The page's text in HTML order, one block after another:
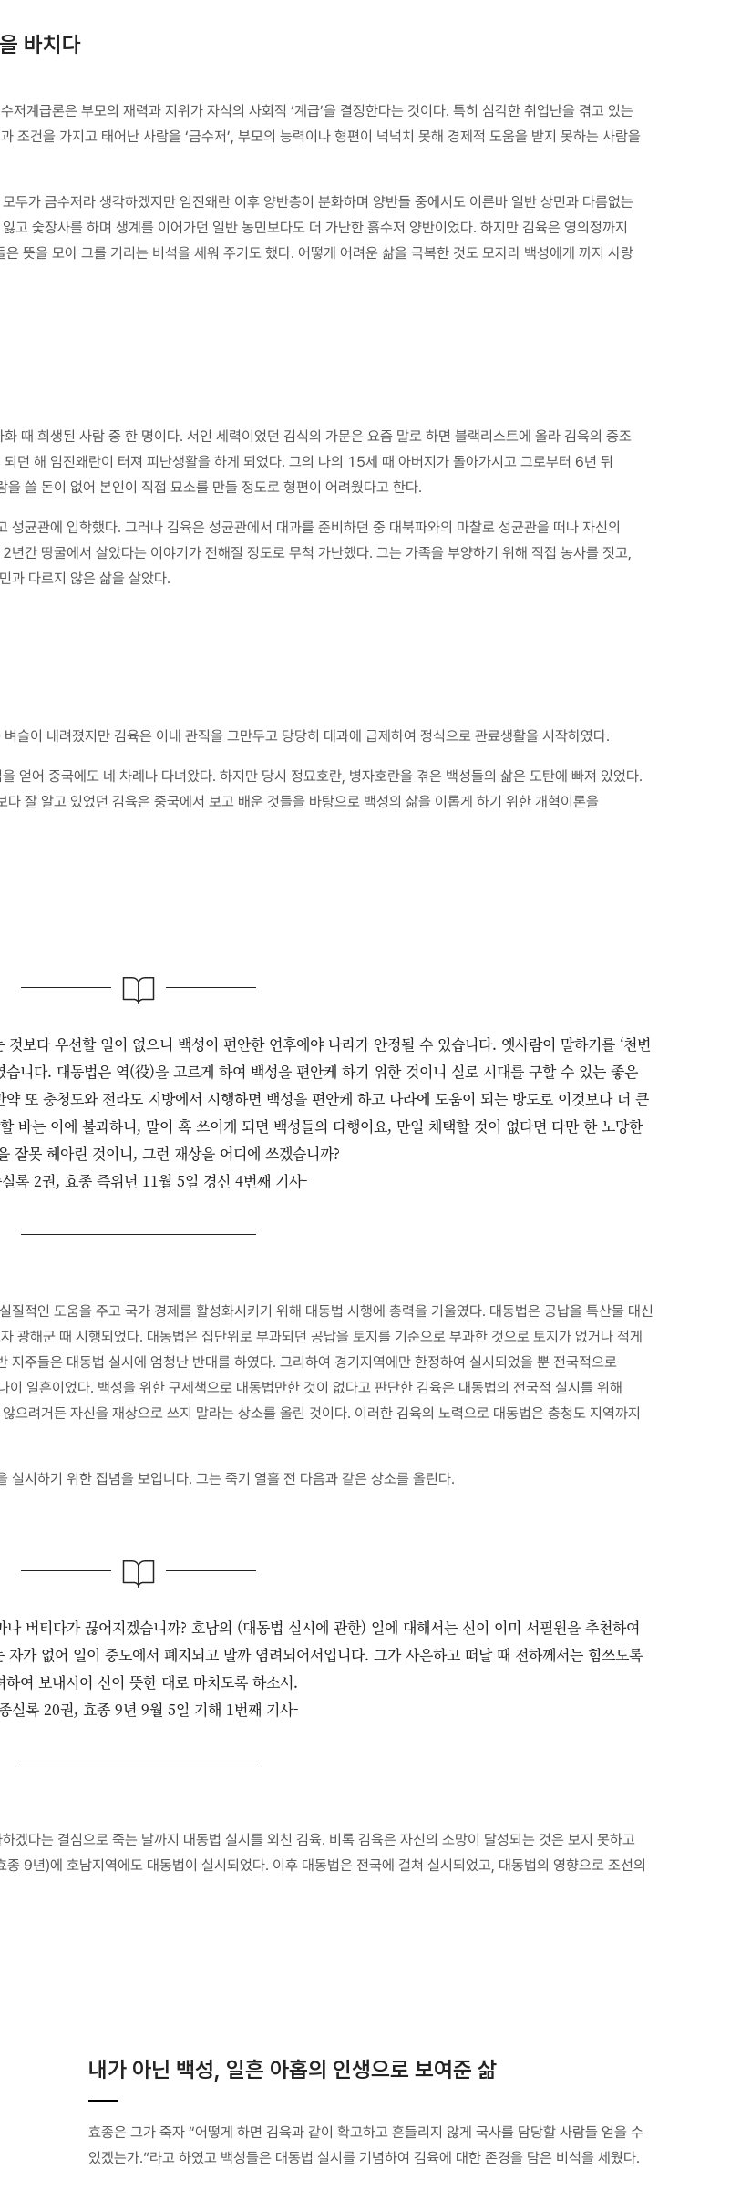
바치다
저계급론은 부모의 재력과 지위가 자식의 사회적 ‘계급’을 결정한다는 것이다. 특히 심각한 취업난을 겪고 있는
조건을 가지고 태어난 사람을 ‘금수저’, 부모의 능력이나 형편이 넉넉치 못해 경제적 도움을 받지 못하는 사람을
두가 금수저라 생각하겠지만 임진왜란 이후 양반층이 분화하며 양반들 중에서도 이른바 일반 상민과 다름없는
고 숯장사를 하며 생계를 이어가던 일반 농민보다도 더 가난한 흙수저 양반이었다. 하지만 김육은 영의정까지
뜻을 모아 그를 기리는 비석을 세워 주기도 했다. 어떻게 어려운 삶을 극복한 것도 모자라 백성에게 까지 사랑
때 희생된 사람 중 한 명이다. 서인 세력이었던 김식의 가문은 요즘 말로 하면 블랙리스트에 올라 김육의 증조
던 해 임진왜란이 터져 피난생활을 하게 되었다. 그의 나의 15세 때 아버지가 돌아가시고 그로부터 6년 뒤
쓸 돈이 없어 본인이 직접 묘소를 만들 정도로 형편이 어려웠다고 한다.
균관에 입학했다. 그러나 김육은 성균관에서 대과를 준비하던 중 대북파와의 마찰로 성균관을 떠나 자신의
간 땅굴에서 살았다는 이야기가 전해질 정도로 무척 가난했다. 그는 가족을 부양하기 위해 직접 농사를 짓고,
과 다르지 않은 삶을 살았다.
슬이 내려졌지만 김육은 이내 관직을 그만두고 당당히 대과에 급제하여 정식으로 관료생활을 시작하였다.
얻어 중국에도 네 차례나 다녀왔다. 하지만 당시 정묘호란, 병자호란을 겪은 백성들의 삶은 도탄에 빠져 있었다.
잘 알고 있었던 김육은 중국에서 보고 배운 것들을 바탕으로 백성의 삶을 이롭게 하기 위한 개혁이론을
보다 우선할 일이 없으니 백성이 편안한 연후에야 나라가 안정될 수 있습니다. 옛사람이 말하기를 ‘천변
니다. 대동법은 역(役)을 고르게 하여 백성을 편안케 하기 위한 것이니 실로 시대를 구할 수 있는 좋은
또 충청도와 전라도 지방에서 시행하면 백성을 편안케 하고 나라에 도움이 되는 방도로 이것보다 더 큰
바는 이에 불과하니, 말이 혹 쓰이게 되면 백성들의 다행이요, 만일 채택할 것이 없다면 다만 한 노망한
잘못 헤아린 것이니, 그런 재상을 어디에 쓰겠습니까?
록 2권, 효종 즉위년 11월 5일 경신 4번째 기사-
적인 도움을 주고 국가 경제를 활성화시키기 위해 대동법 시행에 총력을 기울였다. 대동법은 공납을 특산물 대신
광해군 때 시행되었다. 대동법은 집단위로 부과되던 공납을 토지를 기준으로 부과한 것으로 토지가 없거나 적게
지주들은 대동법 실시에 엄청난 반대를 하였다. 그리하여 경기지역에만 한정하여 실시되었을 뿐 전국적으로
일흔이었다. 백성을 위한 구제책으로 대동법만한 것이 없다고 판단한 김육은 대동법의 전국적 실시를 위해
으려거든 자신을 재상으로 쓰지 말라는 상소를 올린 것이다. 이러한 김육의 노력으로 대동법은 충청도 지역까지
시하기 위한 집념을 보입니다. 그는 죽기 열흘 전 다음과 같은 상소를 올린다.
버티다가 끊어지겠습니까? 호남의 (대동법 실시에 관한) 일에 대해서는 신이 이미 서필원을 추천하여
가 없어 일이 중도에서 폐지되고 말까 염려되어서입니다. 그가 사은하고 떠날 때 전하께서는 힘쓰도록
하여 보내시어 신이 뜻한 대로 마치도록 하소서.
실록 20권, 효종 9년 9월 5일 기해 1번째 기사-
겠다는 결심으로 죽는 날까지 대동법 실시를 외친 김육. 비록 김육은 자신의 소망이 달성되는 것은 보지 못하고
9년)에 호남지역에도 대동법이 실시되었다. 이후 대동법은 전국에 걸쳐 실시되었고, 대동법의 영향으로 조선의
내가 아닌 백성, 일흔 아홉의 인생으로 보여준 삶
효종은 그가 죽자 “어떻게 하면 김육과 같이 확고하고 흔들리지 않게 국사를 담당할 사람들 얻을 수
있겠는가.”라고 하였고 백성들은 대동법 실시를 기념하여 김육에 대한 존경을 담은 비석을 세웠다.